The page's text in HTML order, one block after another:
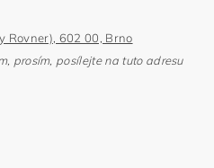
Rovner), 602 00, Brno
prosím, posílejte na tuto adresu